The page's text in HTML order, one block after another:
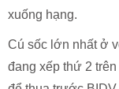
xuống hạng.
Cú sốc lớn nhất ở
đang xếp thứ 2